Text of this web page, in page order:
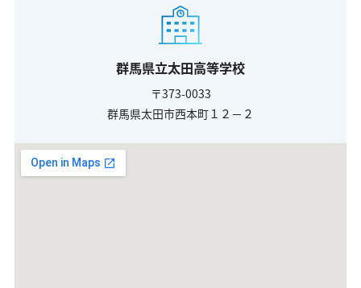
群馬県立太田高等学校
〒373-0033
群馬県太田市西本町１２－２